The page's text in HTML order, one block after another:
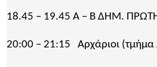
18.45 – 19.45 Α – Β ΔΗΜ.
20:00 – 21:15 Αρχάριοι